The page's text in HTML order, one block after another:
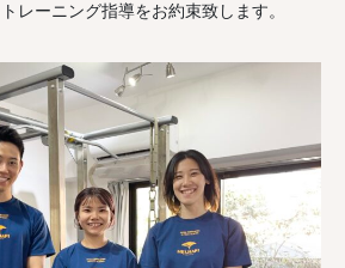
レーニング指導をお約束致します。